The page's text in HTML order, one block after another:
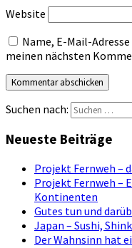
Website
Name, E-Mail-
meinen nächsten
Suchen nach:
Neueste Beiträge
Projekt Fernweh –
Projekt Fernweh –
Kontinenten
Gutes tun und
Japan – Sushi,
Der Wahnsinn hat